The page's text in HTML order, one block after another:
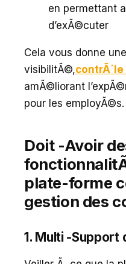
en permettant
d’exÃ©cuter
Cela vous donne
visibilitÃ©,
amÃ©liorant
pour les employÃ©s.
Doit -Avoir
plate-forme
gestion des
1. Multi -Support